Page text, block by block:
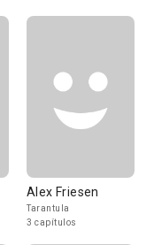
Alex Friesen
Tarantula
3 capítulos